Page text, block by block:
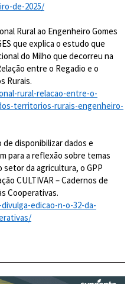
de-2025/
Rural ao Engenheiro Gomes
que explica o estudo que
do Milho que decorreu na
entre o Regadio e o
Rurais.
rural-relacao-entre-o-
territorios-rurais-engenheiro-
disponibilizar dados e
para a reflexão sobre temas
da agricultura, o GPP
CULTIVAR – Cadernos de
Cooperativas.
edicao-n-o-32-da-